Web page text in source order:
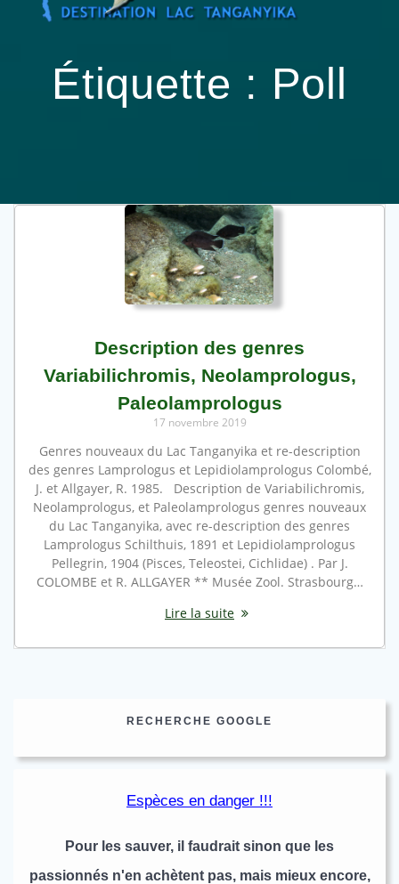
Passer
Étiquette : Poll
Description des genres
Variabilichromis, Neolamprologus,
Paleolamprologus
17 novembre 2019
Genres nouveaux du Lac Tanganyika et re-description
des genres Lamprologus et Lepidiolamprologus Colombé,
J. et Allgayer, R. 1985. Description de Variabilichromis,
Neolamprologus, et Paleolamprologus genres nouveaux
du Lac Tanganyika, avec re-description des genres
Lamprologus Schilthuis, 1891 et Lepidiolamprologus
Pellegrin, 1904 (Pisces, Teleostei, Cichlidae) . Par J.
COLOMBE et R. ALLGAYER ** Musée Zool. Strasbourg…
Lire la suite
RECHERCHE GOOGLE
Espèces en danger !!!
Pour les sauver, il faudrait sinon que les
passionnés n'en achètent pas, mais mieux encore,